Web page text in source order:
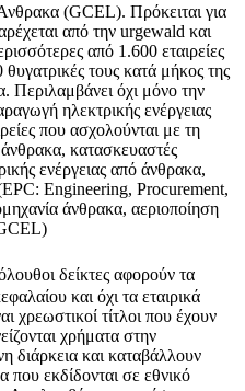
(GCEL). Πρόκειται για
από την urgewald και
από 1.600 εταιρείες
τους κατά μήκος της
Περιλαμβάνει όχι μόνο την
ηλεκτρικής ενέργειας
που ασχολούνται με τη
κατασκευαστές
ενέργειας από άνθρακα,
Engineering, Procurement,
άνθρακα, αεριοποίηση
δείκτες αφορούν τα
και όχι τα εταιρικά
χρεωστικοί τίτλοι που έχουν
χρήματα στην
διάρκεια και καταβάλλουν
εκδίδονται σε εθνικό